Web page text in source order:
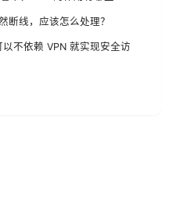
断线，应该怎么处理？
不依赖 VPN 就实现安全访